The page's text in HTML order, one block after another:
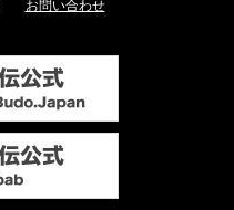
お問い合わせ